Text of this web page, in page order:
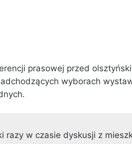
prasowej przed
wyborach
razy w czasie dyskusji z